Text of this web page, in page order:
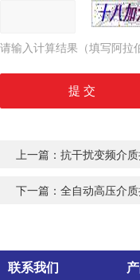
请输入计算结果（填写阿拉
上一篇： 抗干扰变频介
下一篇： 全自动高压介
联系我们